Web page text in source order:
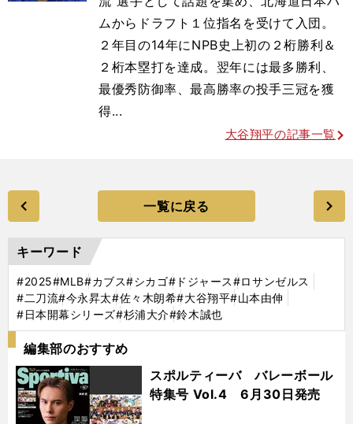
ムからドラフト１位指名を受けて入団。
２年目の14年にNPB史上初の２桁勝利＆
２桁本塁打を達成。翌年には最多勝利、
最優秀防御率、最高勝率の投手三冠を獲
得...
大谷翔平の記事一覧
一覧に戻る
キーワード
#2025#MLB#カブス#シカゴ#ドジャース#ロサンゼルス
#二刀流#今永昇太#佐々木朗希#大谷翔平#山本由伸
#日本開幕シリーズ#杉浦大介#鈴木誠也
編集部のおすすめ
スポルティーバ バレーボール
特集号 Vol.4 6月30日発売